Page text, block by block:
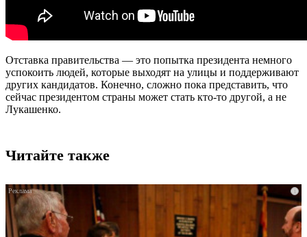
Отставка правительства — это попытка президента немного
успокоить людей, которые выходят на улицы и поддерживают
других кандидатов. Конечно, сложно пока представить, что
сейчас президентом страны может стать кто-то другой, а не
Лукашенко.
Читайте также
i